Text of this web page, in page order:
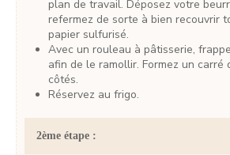
plan de travail. Déposez votre
refermez de sorte à bien recouvrir
papier sulfurisé.
Avec un rouleau à pâtisserie, frappez sur votre beurre
afin de le ramollir. Formez un carré
côtés.
Réservez au frigo.
2ème étape :